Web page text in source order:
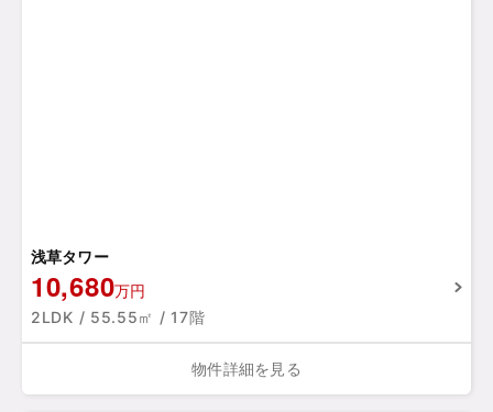
浅草タワー
10,680万円
2LDK / 55.55㎡ / 17階
物件詳細を見る